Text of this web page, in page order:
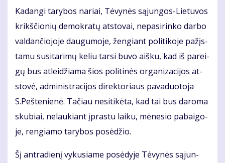
Ka­dan­gi ta­ry­bos na­riai, Tė­vy­nės są­jun­gos-Lie­tu­vos
krikš­čio­nių de­mok­ra­tų at­sto­vai, ne­pa­si­rin­ko dar­bo
val­dan­čio­jo­je dau­gu­mo­je, žen­giant po­li­ti­ko­je pa­žįs­
ta­mu su­si­ta­ri­mų ke­liu tar­si bu­vo aiš­ku, kad iš pa­rei­
gų bus at­lei­džia­ma šios po­li­ti­nės or­ga­ni­za­ci­jos at­
sto­vė, ad­mi­nist­ra­ci­jos di­rek­to­riaus pa­va­duo­to­ja
S.Peš­te­nie­nė. Ta­čiau ne­si­ti­kė­ta, kad tai bus da­ro­ma
sku­biai, ne­lau­kiant įpras­tu lai­ku, mė­ne­sio pa­bai­go­
je, ren­gia­mo ta­ry­bos po­sė­džio.
Šį ant­ra­die­nį vy­ku­sia­me po­sė­dy­je Tė­vy­nės są­jun­